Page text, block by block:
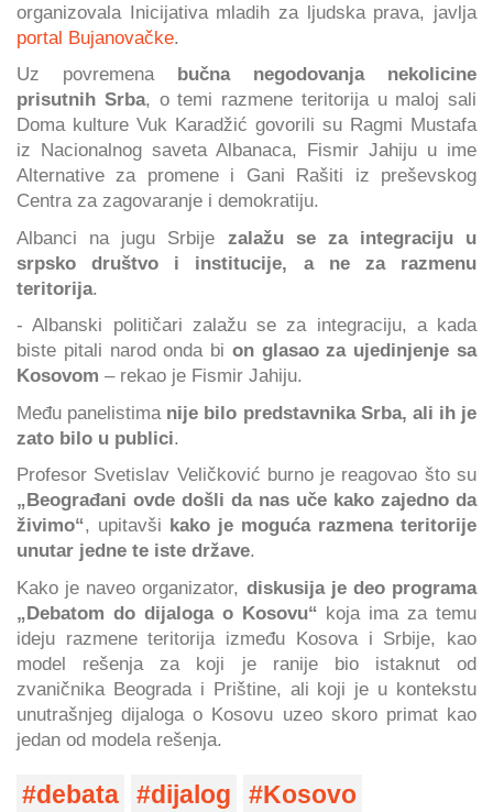
organizovala Inicijativa mladih za ljudska prava, javlja
portal Bujanovačke.
Uz povremena
bučna negodovanja nekolicine
prisutnih Srba, o temi razmene teritorija u maloj sali
Doma kulture Vuk Karadžić govorili su Ragmi Mustafa
iz Nacionalnog saveta Albanaca, Fismir Jahiju u ime
Alternative za promene i Gani Rašiti iz preševskog
Centra za zagovaranje i demokratiju.
Albanci na jugu Srbije zalažu se za integraciju u
srpsko društvo i institucije, a ne za razmenu
teritorija.
- Albanski političari zalažu se za integraciju, a kada
biste pitali narod onda bi on glasao za ujedinjenje sa
Kosovom – rekao je Fismir Jahiju.
Među panelistima nije bilo predstavnika Srba, ali ih je
zato bilo u publici.
Profesor Svetislav Veličković burno je reagovao što su
„Beograđani ovde došli da nas uče kako zajedno da
živimo“, upitavši
kako je moguća razmena teritorije
unutar jedne te iste države.
Kako je naveo organizator, diskusija je deo programa
„Debatom do dijaloga o Kosovu“ koja ima za temu
ideju razmene teritorija između Kosova i Srbije, kao
model rešenja za koji je ranije bio istaknut od
zvaničnika Beograda i Prištine, ali koji je u kontekstu
unutrašnjeg dijaloga o Kosovu uzeo skoro primat kao
jedan od modela rešenja.
debata dijalog
Kosovo